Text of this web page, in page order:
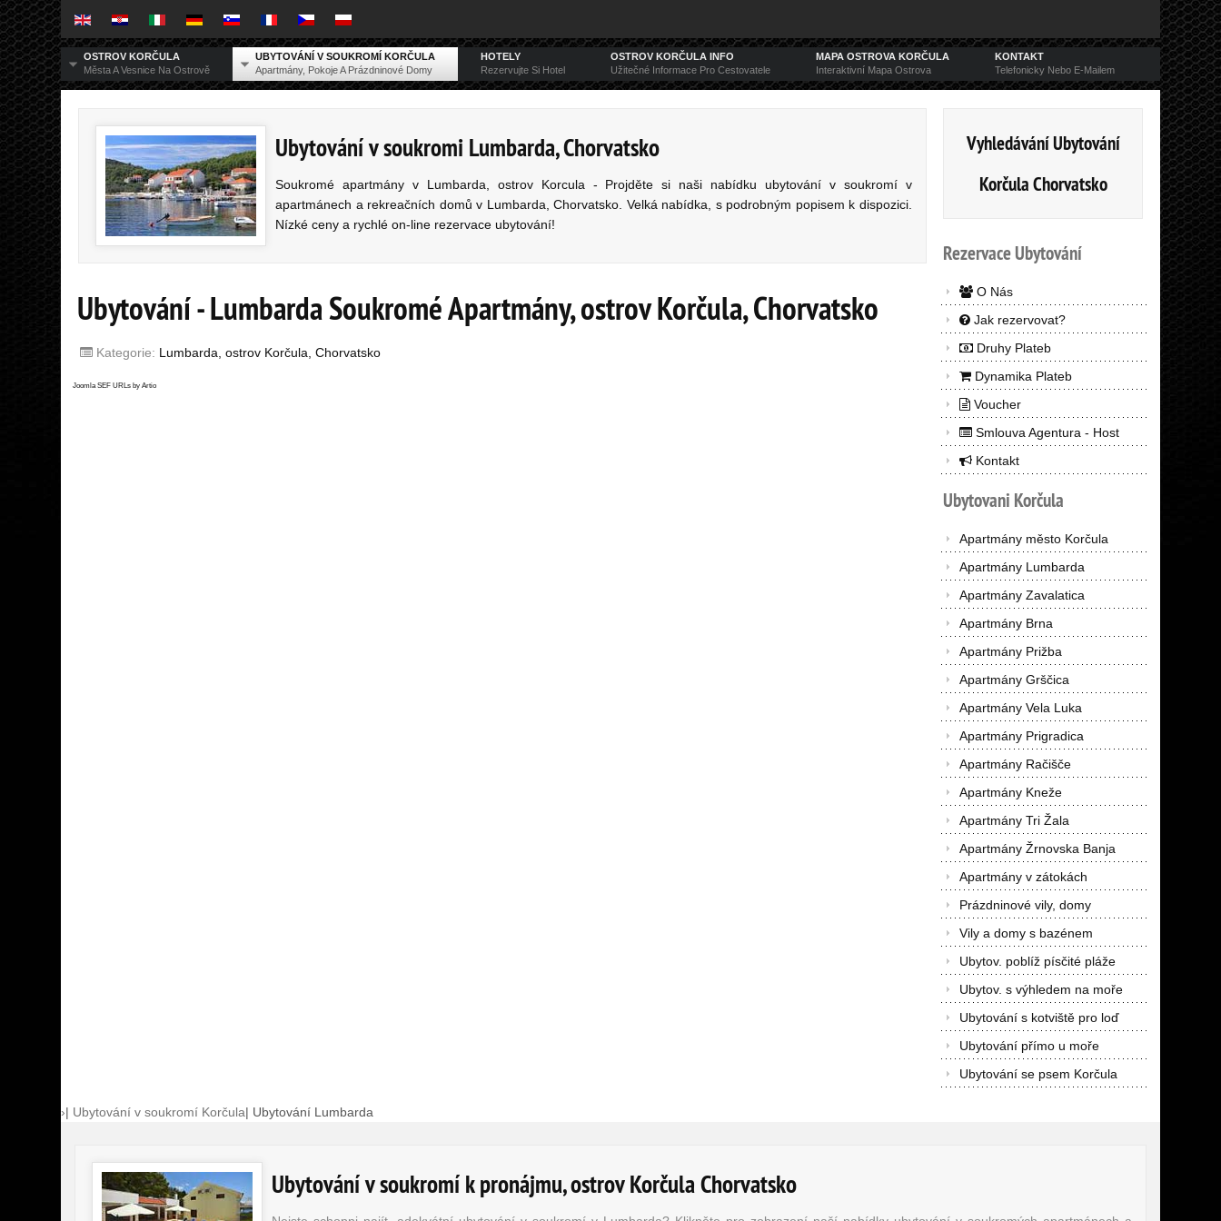
OSTROV KORČULA
Města A Vesnice Na Ostrově
UBYTOVÁNÍ V SOUKROMÍ KORČULA
Apartmány, Pokoje A Prázdninové Domy
HOTELY
Rezervujte Si Hotel
OSTROV KORČULA INFO
Užitečné Informace Pro Cestovatele
MAPA OSTROVA KORČULA
Interaktivní Mapa Ostrova
KONTAKT
Telefonicky Nebo E-Mailem
Ubytování v soukromi Lumbarda, Chorvatsko
Soukromé apartmány v Lumbarda, ostrov Korcula - Projděte si naši nabídku ubytování v soukromí v
apartmánech a rekreačních domů v Lumbarda, Chorvatsko. Velká nabídka, s podrobným popisem k dispozici.
Nízké ceny a rychlé on-line rezervace ubytování!
Ubytování - Lumbarda Soukromé Apartmány, ostrov Korčula, Chorvatsko
Kategorie: Lumbarda, ostrov Korčula, Chorvatsko
Joomla SEF URLs by Artio
Vyhledávání Ubytování
Korčula Chorvatsko
RezervaceUbytování
O Nás
Jak rezervovat?
Druhy Plateb
Dynamika Plateb
Voucher
Smlouva Agentura - Host
Kontakt
Ubytovani Korčula
Apartmány město Korčula
Apartmány Lumbarda
Apartmány Zavalatica
Apartmány Brna
Apartmány Prižba
Apartmány Grščica
Apartmány Vela Luka
Apartmány Prigradica
Apartmány Račišče
Apartmány Kneže
Apartmány Tri Žala
Apartmány Žrnovska Banja
Apartmány v zátokách
Prázdninové vily, domy
Vily a domy s bazénem
Ubytov. poblíž písčité pláže
Ubytov. s výhledem na moře
Ubytování s kotviště pro loď
Ubytování přímo u moře
Ubytování se psem Korčula
›| Ubytování v soukromí Korčula| Ubytování Lumbarda
Ubytování v soukromí k pronájmu, ostrov Korčula Chorvatsko